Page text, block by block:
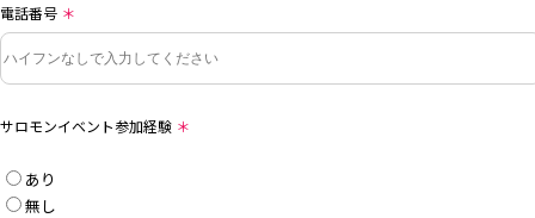
電話番号 ＊
サロモンイベント参加経験 ＊
あり
無し